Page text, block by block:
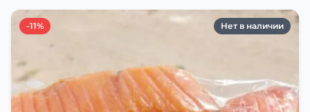
-11% Нет в наличии